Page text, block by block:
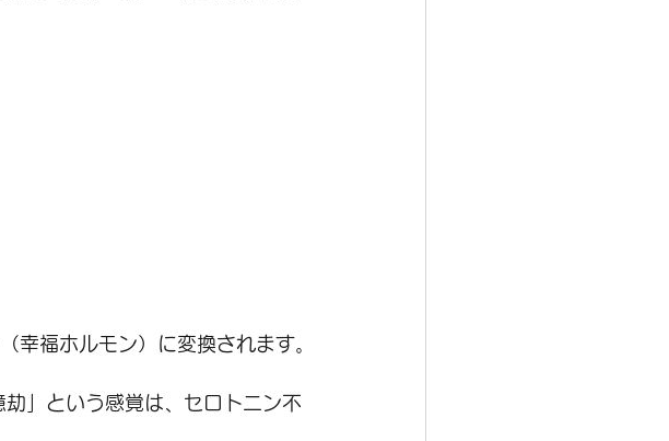
幸福ホルモン）に変換されます。
」という感覚は、セロトニン不